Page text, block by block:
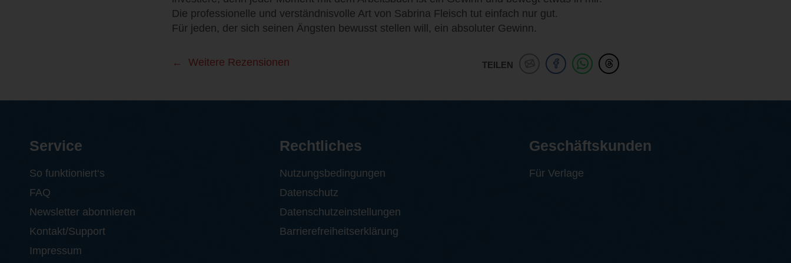
Die professionelle und verständnisvolle Art von Sabrina Fleisch tut einfach nur gut.
Für jeden, der sich seinen Ängsten bewusst stellen will, ein absoluter Gewinn.
TEILEN
Weitere Rezensionen
Service
So funktioniert‘s
FAQ
Newsletter abonnieren
Kontakt/Support
Impressum
Rechtliches
Nutzungsbedingungen
Datenschutz
Datenschutzeinstellungen
Barrierefreiheitserklärung
Geschäftskunden
Für Verlage